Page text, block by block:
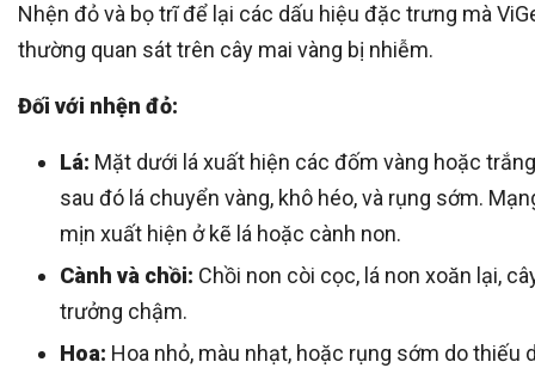
Nhện đỏ và bọ trĩ để lại các dấu hiệu đặc trưng mà
thường quan sát trên cây mai vàng bị nhiễm.
Đối với nhện đỏ:
Lá: Mặt dưới lá xuất hiện các đốm vàng hoặc
sau đó lá chuyển vàng, khô héo, và rụng sớm.
mịn xuất hiện ở kẽ lá hoặc cành non.
Cành và chồi: Chồi non còi cọc, lá non xoăn lại,
trưởng chậm.
Hoa: Hoa nhỏ, màu nhạt, hoặc rụng sớm do thiếu